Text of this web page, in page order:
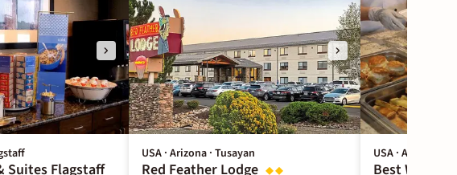
Suites Flagstaff
USA · Arizona · Tusayan
Red Feather Lodge
USA · Arizona ·
Best